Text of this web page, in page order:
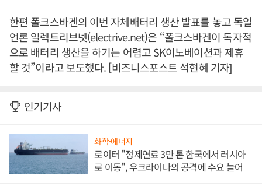
한편 폴크스바겐의 이번 자체배터리 생산 발표를 놓고 독일
언론 일렉트리브넷(electrive.net)은 “폴크스바겐이 독자적
으로 배터리 생산을 하기는 어렵고 SK이노베이션과 제휴
할 것”이라고 보도했다. [비즈니스포스트 석현혜 기자]
인기기사
화학·에너지
로이터 "정제연료 3만 톤 한국에서 러시아
로 이동", 우크라이나의 공격에 수요 늘어